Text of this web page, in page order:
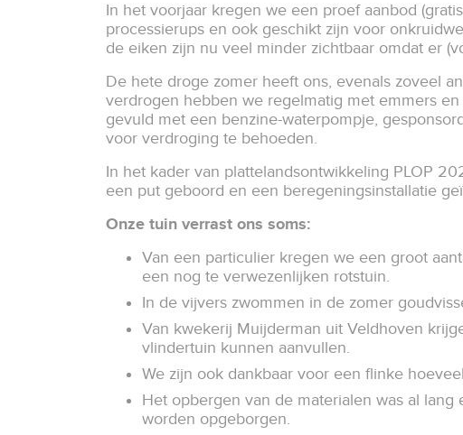
In het voorjaar kregen we een proef aanbod
processierups en ook geschikt zijn voor
de eiken zijn nu veel minder zichtbaar omdat er
De hete droge zomer heeft ons, evenals zoveel
verdrogen hebben we regelmatig met emmers
gevuld met een benzine-waterpompje,
voor verdroging te behoeden.
In het kader van plattelandsontwikkeling PLOP
een put geboord en een beregeningsinstallatie
Onze tuin verrast ons soms:
Van een particulier kregen we een groot
een nog te verwezenlijken rotstuin.
In de vijvers zwommen in de zomer
Van kwekerij Muijderman uit Veldhoven
vlindertuin kunnen aanvullen.
We zijn ook dankbaar voor een flinke
Het opbergen van de materialen was al
worden opgeborgen.